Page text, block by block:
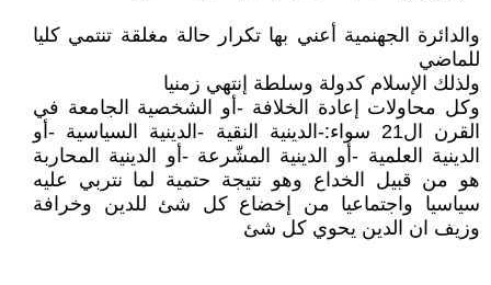
والدائرة الجهنمية أعني بها تكرار حالة مغلقة تنتمي كليا
للماضي
ولذلك الإسلام كدولة وسلطة إنتهي زمنيا
وكل محاولات إعادة الخلافة -أو الشخصية الجامعة في
القرن ال21 سواء:-الدينية النقية -الدينية السياسية -أو
الدينية العلمية -أو الدينية المشّرعة -أو الدينية المحاربة
هو من قبيل الخداع وهو نتيجة حتمية لما نتربي عليه
سياسيا واجتماعيا من إخضاع كل شئ للدين وخرافة
وزيف ان الدين يحوي كل شئ